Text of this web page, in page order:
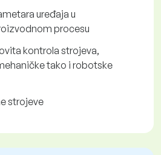
uređaja u
procesu
kontrola strojeva,
tako i robotske
strojeve